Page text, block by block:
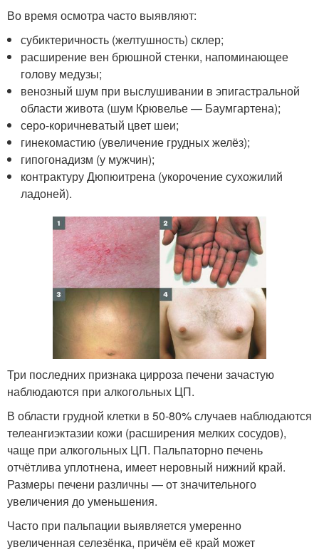
Во время осмотра часто выявляют:
субиктеричность (желтушность) склер;
расширение вен брюшной стенки, напоминающее
голову медузы;
венозный шум при выслушивании в эпигастральной
области живота (шум Крювелье — Баумгартена);
серо-коричневатый цвет шеи;
гинекомастию (увеличение грудных желёз);
гипогонадизм (у мужчин);
контрактуру Дюпюитрена (укорочение сухожилий
ладоней).
Три последних признака цирроза печени зачастую
наблюдаются при алкогольных ЦП.
В области грудной клетки в 50-80% случаев наблюдаются
телеангиэктазии кожи (расширения мелких сосудов),
чаще при алкогольных ЦП. Пальпаторно печень
отчётлива уплотнена, имеет неровный нижний край.
Размеры печени различны — от значительного
увеличения до уменьшения.
Часто при пальпации выявляется умеренно
увеличенная селезёнка, причём её край может